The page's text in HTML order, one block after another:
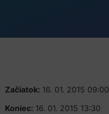
Začiatok: 16. 01. 2015 09:00
Koniec: 16. 01. 2015 13:30